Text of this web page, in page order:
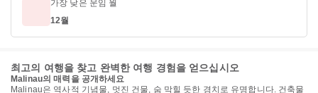
가장 낮은 운임 월
12월
최고의 여행을 찾고 완벽한 여행 경험을 얻으십시오
Malinau의 매력을 공개하세요
Malinau은 역사적 기념물, 멋진 건물, 숨 막힐 듯한 경치로 유명합니다. 건축물